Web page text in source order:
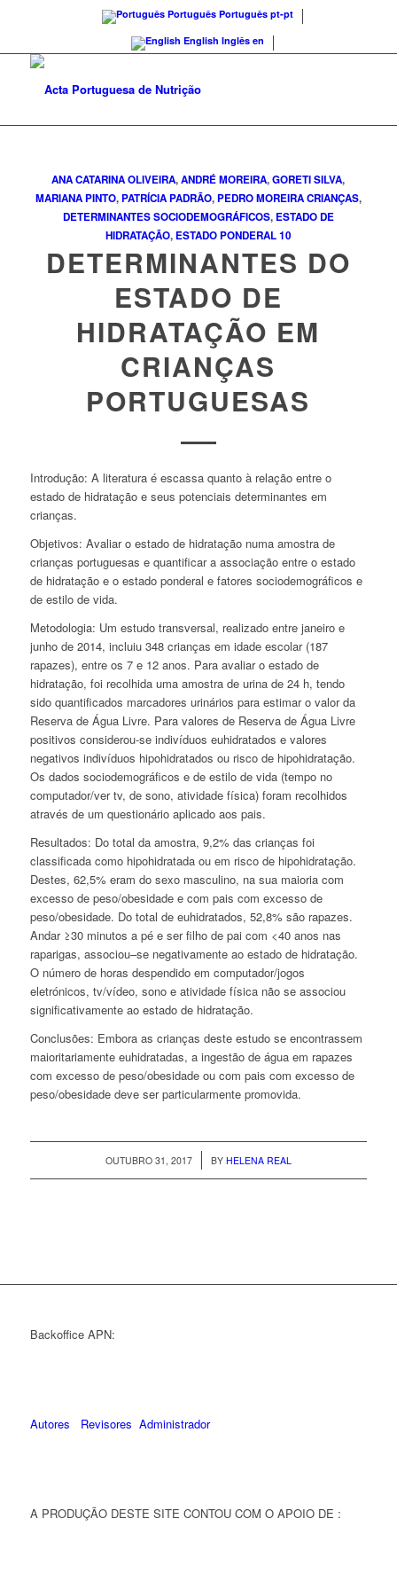
Português Português pt-pt
English Inglês en
ANA CATARINA OLIVEIRA,ANDRÉ MOREIRA,GORETI SILVA,
MARIANA PINTO,PATRÍCIA PADRÃO,PEDRO MOREIRACRIANÇAS,
DETERMINANTES SOCIODEMOGRÁFICOS, ESTADO DE
HIDRATAÇÃO, ESTADO PONDERAL10
DETERMINANTES DO
ESTADO DE
HIDRATAÇÃO EM
CRIANÇAS
PORTUGUESAS
Introdução: A literatura é escassa quanto à relação entre o
estado de hidratação e seus potenciais determinantes em
crianças.
Objetivos: Avaliar o estado de hidratação numa amostra de
crianças portuguesas e quantificar a associação entre o estado
de hidratação e o estado ponderal e fatores sociodemográficos e
de estilo de vida.
Metodologia: Um estudo transversal, realizado entre janeiro e
junho de 2014, incluiu 348 crianças em idade escolar (187
rapazes), entre os 7 e 12 anos. Para avaliar o estado de
hidratação, foi recolhida uma amostra de urina de 24 h, tendo
sido quantificados marcadores urinários para estimar o valor da
Reserva de Água Livre. Para valores de Reserva de Água Livre
positivos considerou-se indivíduos euhidratados e valores
negativos indivíduos hipohidratados ou risco de hipohidratação.
Os dados sociodemográficos e de estilo de vida (tempo no
computador/ver tv, de sono, atividade física) foram recolhidos
através de um questionário aplicado aos pais.
Resultados: Do total da amostra, 9,2% das crianças foi
classificada como hipohidratada ou em risco de hipohidratação.
Destes, 62,5% eram do sexo masculino, na sua maioria com
excesso de peso/obesidade e com pais com excesso de
peso/obesidade. Do total de euhidratados, 52,8% são rapazes.
Andar ≥30 minutos a pé e ser filho de pai com <40 anos nas
raparigas, associou–se negativamente ao estado de hidratação.
O número de horas despendido em computador/jogos
eletrónicos, tv/vídeo, sono e atividade física não se associou
significativamente ao estado de hidratação.
Conclusões: Embora as crianças deste estudo se encontrassem
maioritariamente euhidratadas, a ingestão de água em rapazes
com excesso de peso/obesidade ou com pais com excesso de
peso/obesidade deve ser particularmente promovida.
OUTUBRO 31, 2017
/ BY HELENA REAL
Backoffice APN:
Autores Revisores Administrador
A PRODUÇÃO DESTE SITE CONTOU COM O APOIO DE :